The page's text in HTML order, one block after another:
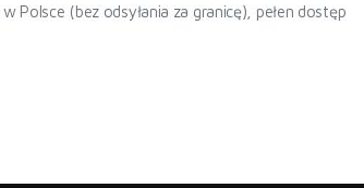
Polsce (bez odsyłania za granicę), pełen dostęp